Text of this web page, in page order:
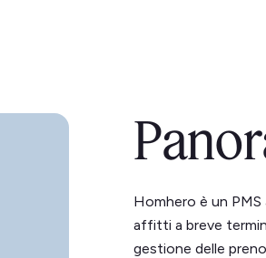
Homhero è un
affitti a breve
gestione delle